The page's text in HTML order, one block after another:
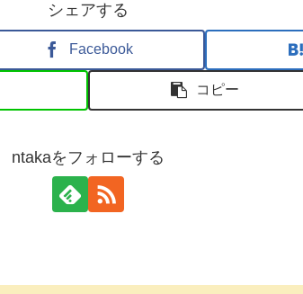
シェアする
Facebook
コピー
ntakaをフォローする